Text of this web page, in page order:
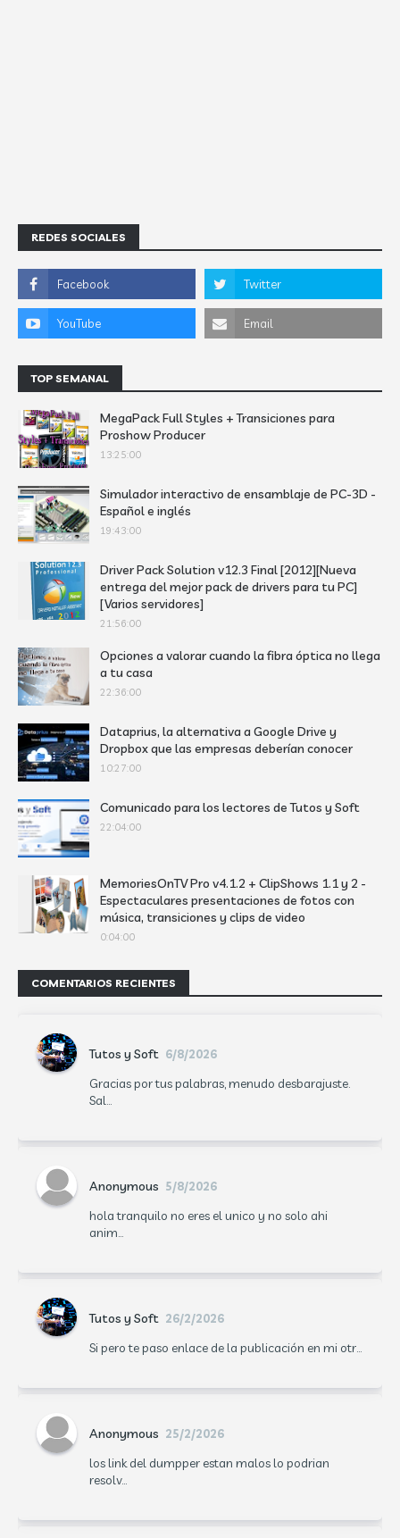
REDES SOCIALES
TOP SEMANAL
MegaPack Full Styles + Transiciones para
Proshow Producer
13:25:00
Simulador interactivo de ensamblaje de PC-3D -
Español e inglés
19:43:00
Driver Pack Solution v12.3 Final [2012][Nueva
entrega del mejor pack de drivers para tu PC]
[Varios servidores]
21:56:00
Opciones a valorar cuando la fibra óptica no llega
a tu casa
22:36:00
Dataprius, la alternativa a Google Drive y
Dropbox que las empresas deberían conocer
10:27:00
Comunicado para los lectores de Tutos y Soft
22:04:00
MemoriesOnTV Pro v4.1.2 + ClipShows 1.1 y 2 -
Espectaculares presentaciones de fotos con
música, transiciones y clips de video
0:04:00
COMENTARIOS RECIENTES
Tutos y Soft 6/8/2026
Gracias por tus palabras, menudo desbarajuste.
Sal...
Anonymous 5/8/2026
hola tranquilo no eres el unico y no solo ahi
anim...
Tutos y Soft 26/2/2026
Si pero te paso enlace de la publicación en mi otr...
Anonymous 25/2/2026
los link del dumpper estan malos lo podrian
resolv...